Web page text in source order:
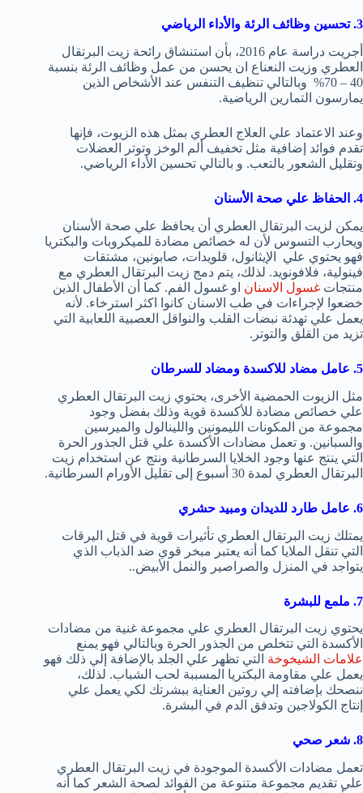
3. تحسين وظائف الرئة والأداء الرياضي
أجريت دراسة عام 2016، بأن استنشاق رائحة زيت البرتقال
العطري وزيت النعناع ان يحسن من عمل وظائف الرئة بنسبة
40 – 70% وبالتالي تنظيف التنفس عند الأشخاص الذين
يمارسون التمارين الرياضية.
وعند الاعتماد علي العلاج العطري بمثل هذه الزيوت، فإنها
تقدم فوائد إضافية مثل تخفيف ألم الوخز وتوتر العضلات
وتقليل الشعور بالتعب. و بالتالي تحسين الأداء الرياضي.
4. الحفاظ علي صحة الأسنان
يمكن لزيت البرتقال العطري أن يحافظ علي صحة الأسنان
ويحارب التسوس لأن له خصائص مضادة للميكروبات والبكتريا
فهو يحتوي علي الإيثانول، قلويدات، صابونين، مشتقات
فينولية، فلافونويد. لذلك، يتم دمج زيت البرتقال العطري مع
منتجات غسول الاسنان او غسول الفم. كما أن الأطفال الذين
خضعوا لإجراءات في طب الاسنان كانوا اكثر استرخاء. لأنه
يعمل علي تهدئة نبضات القلب والنواقل العصبية اللعابية التي
تزيد من القلق والتوتر.
5. عامل مضاد للاكسدة ومضاد للسرطان
مثل الزيوت الحمضية الأخرى، يحتوي زيت البرتقال العطري
علي خصائص مضادة للأكسدة قوية وذلك بفضل وجود
مجموعة من المكونات الليمونين واللينالول والميرسين
والسبانين. و تعمل مضادات الأكسدة علي قتل الجذور الحرة
التي ينتج عنها وجود الخلايا السرطانية ونتج عن استخدام زيت
البرتقال العطري لمدة 30 أسبوع إلى تقليل الأورام السرطانية.
6. عامل طارد للديدان ومبيد حشري
يمتلك زيت البرتقال العطري تأثيرات قوية في قتل اليرقات
التي تنقل الملايا كما أنه يعتبر مبخر قوي ضد الذباب الذي
يتواجد في المنزل والصراصير والنمل الأبيض..
7. ملمع للبشرة
يحتوي زيت البرتقال العطري علي مجموعة غنية من مضادات
الأكسدة التي تتخلص من الجذور الحرة وبالتالي فهو يمنع
علامات الشيخوخة التي تظهر علي الجلد بالإضافة إلي ذلك فهو
يعمل علي مقاومة البكتريا المسببة لحب الشباب. لذلك،
ننصحك بإضافته إلي روتين العناية ببشرتك لكي يعمل علي
إنتاج الكولاجين وتدفق الدم في البشرة.
8. شعر صحي
تعمل مضادات الأكسدة الموجودة في زيت البرتقال العطري
علي تقديم مجموعة متنوعة من الفوائد لصحة الشعر كما أنه